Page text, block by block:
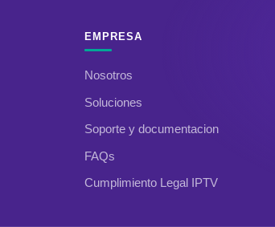
EMPRESA
Nosotros
Soluciones
Soporte y documentacion
FAQs
Cumplimiento Legal IPTV